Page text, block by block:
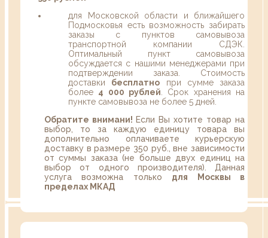
для Московской области и ближайшего
Подмосковья есть возможность забирать
заказы с пунктов самовывоза
транспортной компании СДЭК.
Оптимальный пункт самовывоза
обсуждается с нашими менеджерами при
подтверждении заказа. Стоимость
доставки бесплатно при сумме заказа
более 4 000 рублей . Срок хранения на
пункте самовывоза не более 5 дней.
Обратите внимани! Если Вы хотите товар на
выбор, то за каждую единицу товара вы
дополнительно оплачиваете курьерскую
доставку в размере 350 руб., вне зависимости
от суммы заказа (не больше двух единиц на
выбор от одного производителя). Данная
услуга возможна только для Москвы в
пределах МКАД